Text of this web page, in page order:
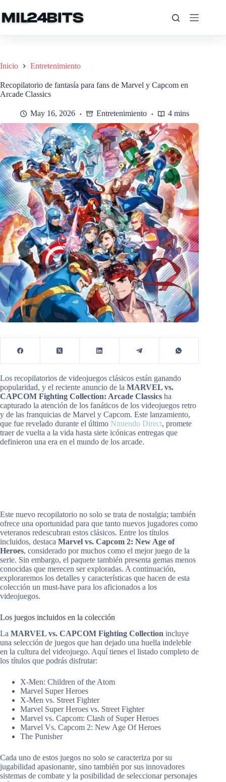
al
contenido
Inicio Entretenimiento
Recopilatorio de fantasía para fans de Marvel y Capcom en
Arcade Classics
May 16, 2026 Entretenimiento 4 mins
Los recopilatorios de videojuegos clásicos están ganando
popularidad, y el reciente anuncio de la MARVEL vs.
CAPCOM Fighting Collection: Arcade Classics ha
capturado la atención de los fanáticos de los videojuegos retro
y de las franquicias de Marvel y Capcom. Este lanzamiento,
que fue revelado durante el último Nintendo Direct, promete
traer de vuelta a la vida hasta siete icónicas entregas que
definieron una era en el mundo de los arcade.
Este nuevo recopilatorio no solo se trata de nostalgia; también
ofrece una oportunidad para que tanto nuevos jugadores como
veteranos redescubran estos clásicos. Entre los títulos
incluidos, destaca Marvel vs. Capcom 2: New Age of
Heroes, considerado por muchos como el mejor juego de la
serie. Sin embargo, el paquete también presenta gemas menos
conocidas que merecen ser exploradas. A continuación,
exploraremos los detalles y características que hacen de esta
colección un must-have para los aficionados a los
videojuegos.
Los juegos incluidos en la colección
La MARVEL vs. CAPCOM Fighting Collection incluye
una selección de juegos que han dejado una huella indeleble
en la cultura del videojuego. Aquí tienes el listado completo de
los títulos que podrás disfrutar:
X-Men: Children of the Atom
Marvel Super Heroes
X-Men vs. Street Fighter
Marvel Super Heroes vs. Street Fighter
Marvel vs. Capcom: Clash of Super Heroes
Marvel Vs. Capcom 2: New Age Of Heroes
The Punisher
Cada uno de estos juegos no solo se caracteriza por su
jugabilidad apasionante, sino también por sus innovadores
sistemas de combate y la posibilidad de seleccionar personajes